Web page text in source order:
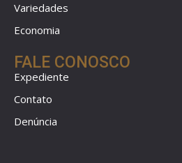
Variedades
Economia
FALE CONOSCO
Expediente
Contato
Denúncia